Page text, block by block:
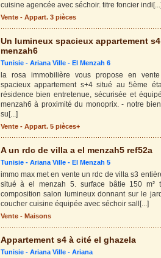
cuisine agencée avec séchoir. titre foncier indi [...]
Vente - Appart. 3 pièces
Un lumineux spacieux appartement
menzah6
Tunisie - Ariana Ville- El Menzah 6
la rosa immobilière vous propose en
spacieux appartement s+4 situé au 5ème
résidence bien entretenue, sécurisée et
menzah6 à proximité du monoprix. - notre
su [...]
Vente - Appart. 5 pièces+
A un rdc de villa a el menzah5 ref52a
Tunisie - Ariana Ville- El Menzah 5
immo max met en vente un rdc de villa s3
situé à el menzah 5. surface bâtie 150 m²
composition salon lumineux donnant sur le
coucher cuisine équipée avec séchoir sall [...]
Vente - Maisons
Appartement s4 à cité el ghazela
Tunisie - Ariana Ville- Ariana